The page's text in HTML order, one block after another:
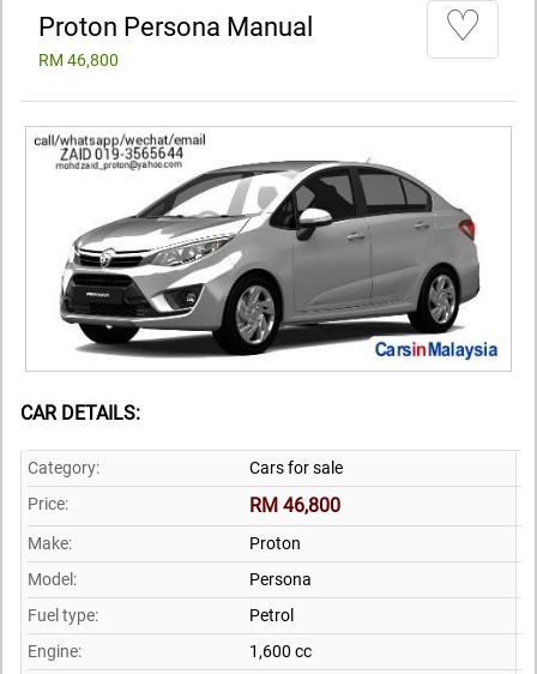
Proton Persona Manual
RM 46,800
♡
CAR DETAILS:
Category:
Cars for sale
Price:
RM 46,800
Make:
Proton
Model:
Persona
Fuel type:
Petrol
Engine:
1,600 cc